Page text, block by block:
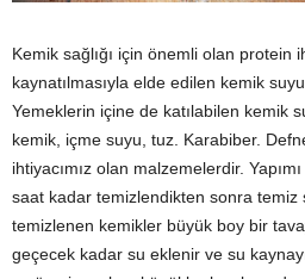
Kemik sağlığı için önemli olan protein
kaynatılmasıyla elde edilen kemik
Yemeklerin içine de katılabilen kemik
kemik, içme suyu, tuz. Karabiber.
ihtiyacımız olan malzemelerdir.
saat kadar temizlendikten sonra temiz
temizlenen kemikler büyük boy bir
geçecek kadar su eklenir ve su